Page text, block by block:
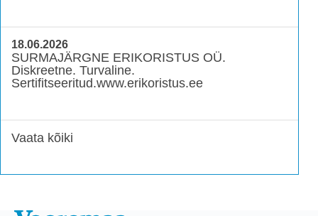
18.06.2026
SURMAJÄRGNE ERIKORISTUS OÜ.
Diskreetne. Turvaline.
Sertifitseeritud.www.erikoristus.ee
Vaata kõiki